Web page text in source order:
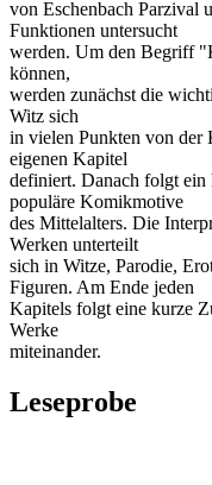
von Eschenbach Parzival
Funktionen untersucht
werden. Um den Begriff
können,
werden zunächst die
Witz sich
in vielen Punkten von der
eigenen Kapitel
definiert. Danach folgt
populäre Komikmotive
des Mittelalters. Die
Werken unterteilt
sich in Witze, Parodie,
Figuren. Am Ende jeden
Kapitels folgt eine kurze
Werke
miteinander.
Leseprobe